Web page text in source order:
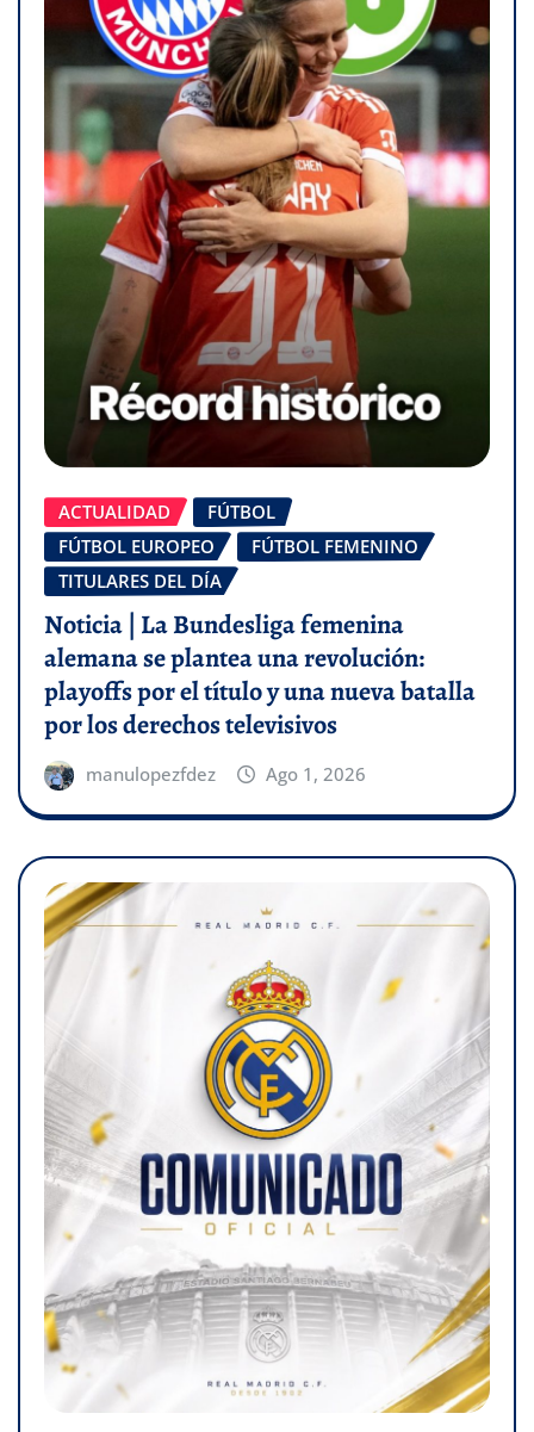
ACTUALIDAD
FÚTBOL
FÚTBOL EUROPEO
FÚTBOL FEMENINO
TITULARES DEL DÍA
Noticia | La Bundesliga femenina
alemana se plantea una revolución:
playoffs por el título y una nueva batalla
por los derechos televisivos
manulopezfdez Ago 1, 2026